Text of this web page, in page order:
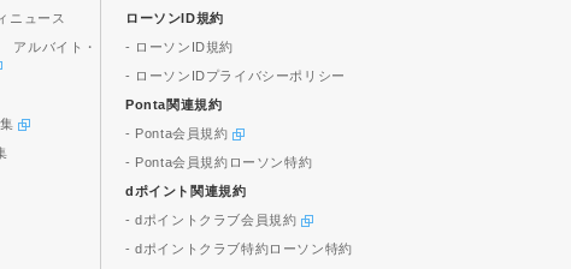
ニュース
アルバイト・
ローソンID規約
- ローソンID規約
- ローソンIDプライバシーポリシー
Ponta関連規約
- Ponta会員規約
- Ponta会員規約ローソン特約
dポイント関連規約
- dポイントクラブ会員規約
- dポイントクラブ特約ローソン特約